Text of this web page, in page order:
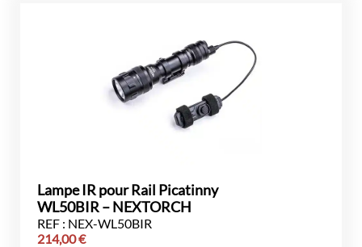
Lampe IR pour Rail Picatinny
WL50BIR – NEXTORCH
REF : NEX-WL50BIR
214,00€